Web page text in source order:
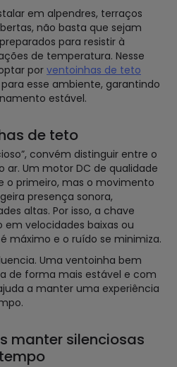
em alpendres, terraços
não basta que sejam
para resistir à
de temperatura. Nesse
por ventoinhas de teto
esse ambiente, garantindo
estável.
de teto
convém distinguir entre o
ar. Um motor DC de qualidade
o primeiro, mas o movimento
presença sonora,
altas. Por isso, a chave
velocidades baixas ou
máximo e o ruído se minimiza.
Uma ventoinha bem
de forma mais estável e com
a manter uma experiência
manter silenciosas